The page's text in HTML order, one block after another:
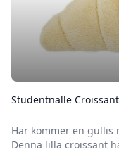
Studentnalle Croissant
Här kommer en gullis
Denna lilla croissant